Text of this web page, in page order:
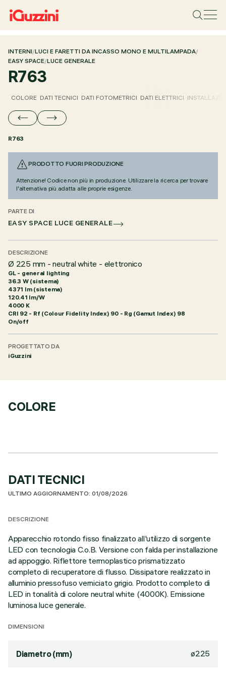
INTERNI/LUCI E FARETTI DA INCASSO MONO E MULTILAMPADA/
EASY SPACE/LUCE GENERALE
R763
COLORE DATI TECNICI DATI FOTOMETRICI DATI ELETTRICI
R763
PRODOTTO FUORI PRODUZIONE
Attenzione! Codice non più in produzione. Utilizzare la ricerca per trovare
l'alternativa più adatta alle proprie esigenze.
PARTE DI
EASY SPACE LUCE GENERALE
DESCRIZIONE
Ø 225 mm - neutral white - elettronico
GL - general lighting
36.3 W (sistema)
4371 lm (sistema)
120.41 lm/W
4000 K
CRI 92 - Rf (Colour Fidelity Index) 90 - Rg (Gamut Index) 98
On/off
PROGETTATO DA
iGuzzini
COLORE
DATI TECNICI
ULTIMO AGGIORNAMENTO: 01/08/2026
DESCRIZIONE
Apparecchio rotondo fisso finalizzato all'utilizzo di sorgente
LED con tecnologia C.o.B. Versione con falda per installazione
ad appoggio. Riflettore termoplastico prismatizzato
completo di recuperatore di flusso. Dissipatore realizzato in
alluminio pressofuso verniciato grigio. Prodotto completo di
LED in tonalità di colore neutral white (4000K). Emissione
luminosa luce generale.
DIMENSIONI
Diametro (mm) ø225